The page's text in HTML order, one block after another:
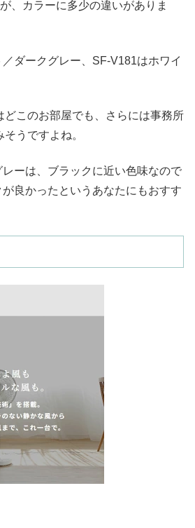
、カラーに多少の違いがありま
ダークグレー、SF-V181はホワイ
どこのお部屋でも、さらには事務所
うですよね。
ーは、ブラックに近い色味なので
良かったというあなたにもおすす